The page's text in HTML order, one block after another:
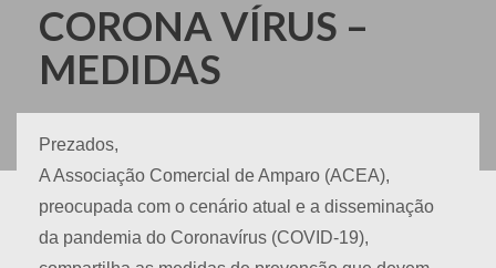
CORONA VÍRUS –
MEDIDAS
Prezados,
A Associação Comercial de Amparo (ACEA),
preocupada com o cenário atual e a disseminação
da pandemia do Coronavírus (COVID-19),